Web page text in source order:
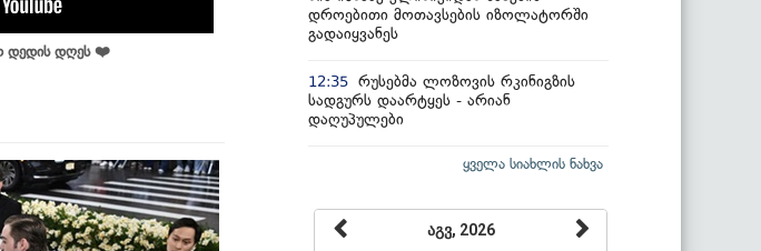
დედის დღეს ❤️
დროებითი მოთავსების იზოლატორში
გადაიყვანეს
12:35 რუსებმა ლოზოვის რკინიგზის
სადგურს დაარტყეს - არიან
დაღუპულები
ყველა სიახლის ნახვა
აგვ, 2026